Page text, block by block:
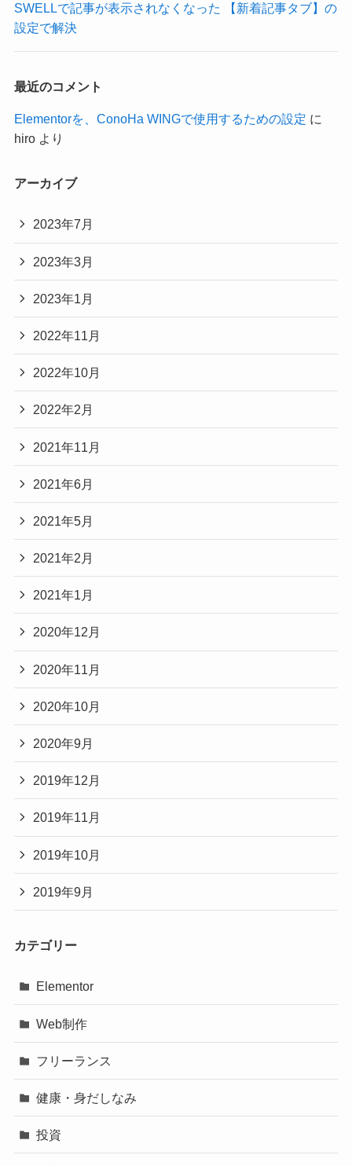
SWELLで記事が表示されなくなった 【新着記事タブ】の
設定で解決
最近のコメント
Elementorを、ConoHa WINGで使用するための設定 に
hiroより
アーカイブ
2023年7月
2023年3月
2023年1月
2022年11月
2022年10月
2022年2月
2021年11月
2021年6月
2021年5月
2021年2月
2021年1月
2020年12月
2020年11月
2020年10月
2020年9月
2019年12月
2019年11月
2019年10月
2019年9月
カテゴリー
Elementor
Web制作
フリーランス
健康・身だしなみ
投資